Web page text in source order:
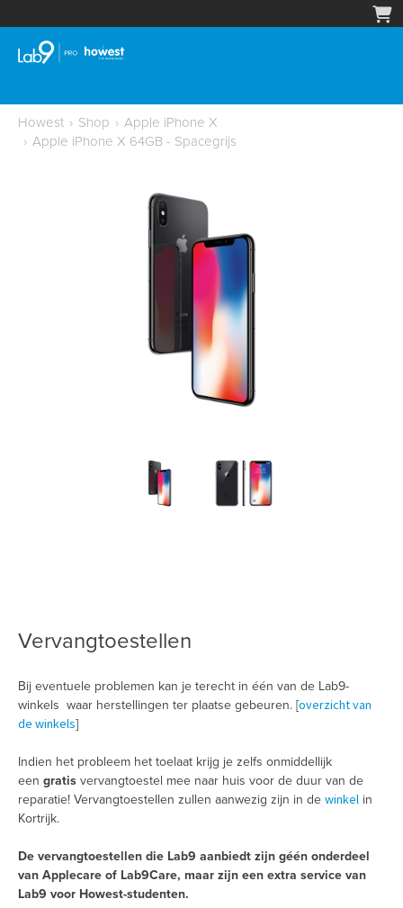
Howest › Shop › Apple iPhone X
› Apple iPhone X 64GB - Spacegrijs
Vervangtoestellen
Bij eventuele problemen kan je terecht in één van de Lab9-
winkels waar herstellingen ter plaatse gebeuren. [overzicht van
de winkels]
Indien het probleem het toelaat krijg je zelfs onmiddellijk
een gratis vervangtoestel mee naar huis voor de duur van de
reparatie! Vervangtoestellen zullen aanwezig zijn in de winkel in
Kortrijk.
De vervangtoestellen die Lab9 aanbiedt zijn géén onderdeel
van Applecare of Lab9Care, maar zijn een extra service van
Lab9 voor Howest-studenten.